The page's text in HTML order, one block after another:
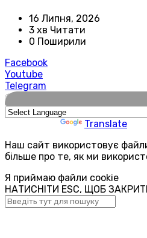
16 Липня, 2026
3 хв Читати
0 Поширили
Facebook
Youtube
Telegram
🌍
Translate
Наш сайт використовує
більше про те, як ми
Я приймаю файли cookie
НАТИСНІТИ ESC, ЩОБ